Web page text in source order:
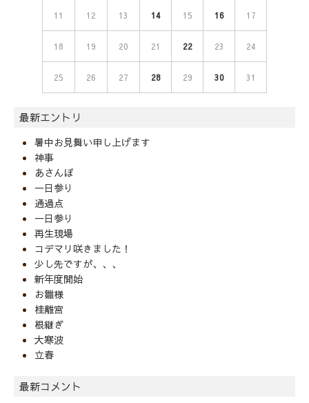
11 12 13 14 15 16 17
18 19 20 21 22 23 24
25 26 27 28 29 30 31
最新エントリ
暑中お見舞い申し上げます
神事
あさんぽ
一日参り
通過点
一日参り
再生現場
コデマリ咲きました！
少し先ですが、、、
新年度開始
お雛様
桂離宮
根継ぎ
大寒波
立春
最新コメント